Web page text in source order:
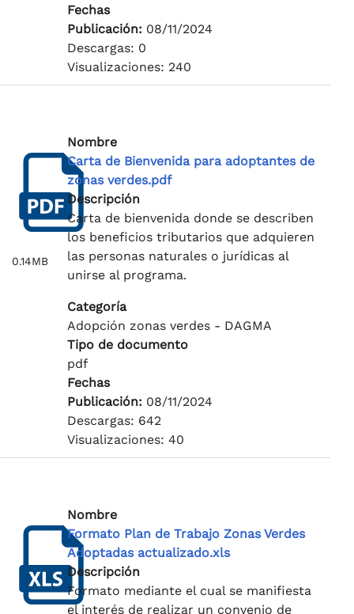
Fechas
Publicación: 08/11/2024
Descargas: 0
Visualizaciones: 240
0.14MB
Nombre
Carta de Bienvenida para adoptantes de
zonas verdes.pdf
Descripción
Carta de bienvenida donde se describen
los beneficios tributarios que adquieren
las personas naturales o jurídicas al
unirse al programa.
Categoría
Adopción zonas verdes - DAGMA
Tipo de documento
pdf
Fechas
Publicación: 08/11/2024
Descargas: 642
Visualizaciones: 40
Nombre
Formato Plan de Trabajo Zonas Verdes
Adoptadas actualizado.xls
Descripción
Formato mediante el cual se manifiesta
el interés de realizar un convenio de